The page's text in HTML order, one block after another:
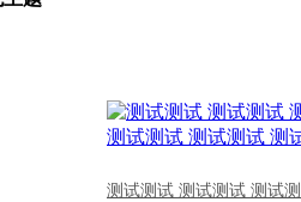
测试测试 测试测试 测试